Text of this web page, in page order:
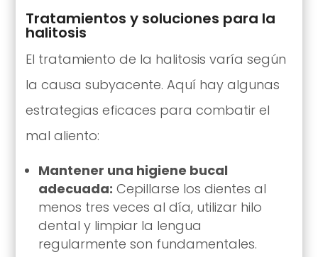
Tratamientos y soluciones para la
halitosis
El tratamiento de la halitosis varía según
la causa subyacente. Aquí hay algunas
estrategias eficaces para combatir el
mal aliento:
Mantener una higiene bucal
adecuada: Cepillarse los dientes al
menos tres veces al día, utilizar hilo
dental y limpiar la lengua
regularmente son fundamentales.